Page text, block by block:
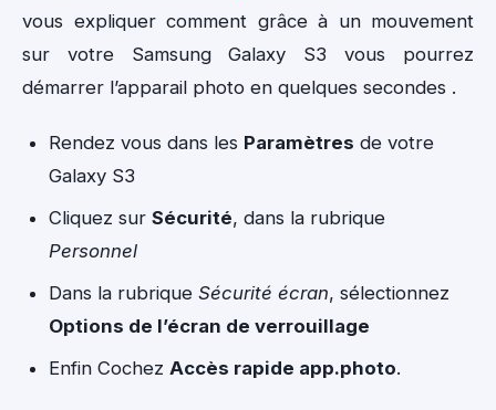
vous expliquer comment grâce à un mouvement
sur votre Samsung Galaxy S3 vous pourrez
démarrer l’apparail photo en quelques secondes .
Rendez vous dans les Paramètres de votre
Galaxy S3
Cliquez sur Sécurité, dans la rubrique
Personnel
Dans la rubrique Sécurité écran, sélectionnez
Options de l’écran de verrouillage
Enfin Cochez Accès rapide app.photo.